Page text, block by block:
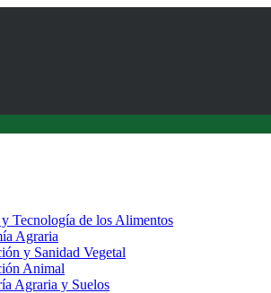
Tecnología de los Alimentos
Agraria
y Sanidad Vegetal
Animal
Agraria y Suelos